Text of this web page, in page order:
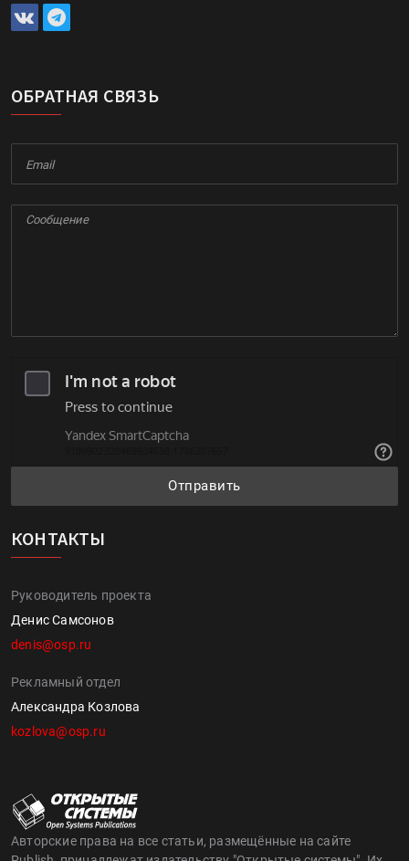
ОБРАТНАЯ СВЯЗЬ
Отправить
КОНТАКТЫ
Руководитель проекта
Денис Самсонов
denis@osp.ru
Рекламный отдел
Александра Козлова
kozlova@osp.ru
Авторские права на все статьи, размещённые на сайте